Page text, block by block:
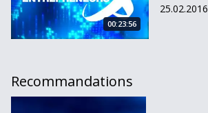
00:23:56
25.02.2016
Recommandations
Entrepreneurs du 20.03.14